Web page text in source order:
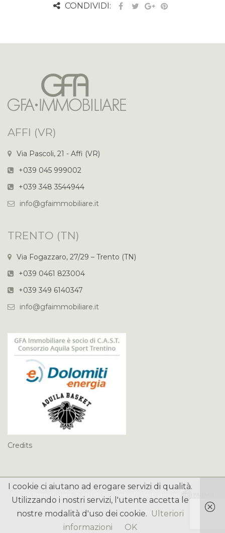
CONDIVIDI:
AFFI (VR)
Via Pascoli, 21 - Affi (VR)
+039 045 999002
+039 348 3544944
info@gfaimmobiliare.it
TRENTO (TN)
Via Fogazzaro, 27/29 – Trento (TN)
+039 0461 823004
+039 349 6140347
info@gfaimmobiliare.it
Credits
© GFA Immobiliare . Tutti i diritti riservati. Web design
Cookie Policy Privacy Policy
I cookie ci aiutano ad erogare servizi di qualità.
Utilizzando i nostri servizi, l'utente accetta le
nostre modalità d'uso dei cookie. Ulteriori
informazioni
OK